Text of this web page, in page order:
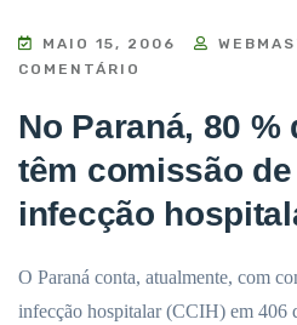
MAIO 15, 2006
COMENTÁRIO
No Paraná, 80
têm comissão
infecção
O Paraná conta, atualmente, com
infecção hospitalar (CCIH) em 406